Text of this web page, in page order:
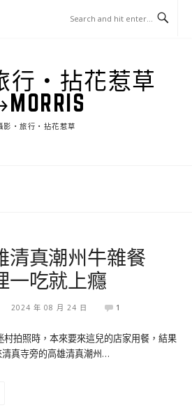
行‧拈花惹草
影‧旅行‧拈花惹草
清真潮州牛雜餐
一吃就上癮
2024 年 08 月 24 日 1
村拍照時，本來要來這兒的店家用餐，結果
真寺旁的高雄清真潮州…